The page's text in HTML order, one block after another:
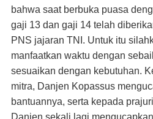
bahwa saat berbuka puasa
gaji 13 dan gaji 14 telah
PNS jajaran TNI. Untuk itu
manfaatkan waktu dengan
sesuaikan dengan kebutuhan.
mitra, Danjen Kopassus
bantuannya, serta kepada
Danjen sekali lagi